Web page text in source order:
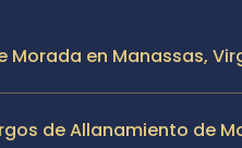
Morada en Manassas,
de Allanamiento de